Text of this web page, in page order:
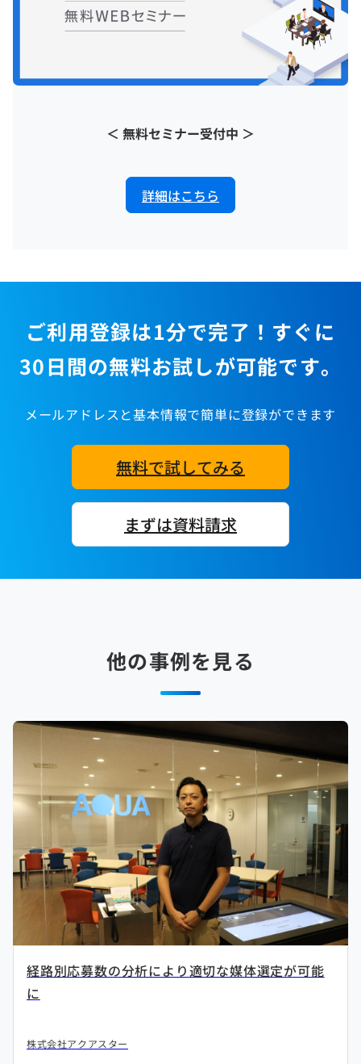
＜ 無料セミナー受付中 ＞
詳細はこちら
ご利用登録は1分で完了！すぐに
30日間の無料お試しが可能です。
メールアドレスと基本情報で簡単に登録ができます
無料で試してみる
まずは資料請求
他の事例を見る
経路別応募数の分析により適切な媒体選定が可能
に
株式会社アクアスター